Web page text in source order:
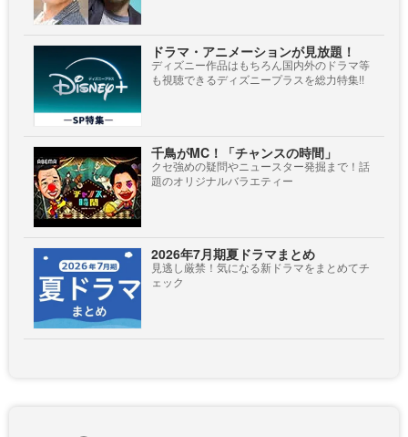
ドラマ・アニメーションが見放題！
ディズニー作品はもちろん国内外のドラマ等
も視聴できるディズニープラスを総力特集!!
千鳥がMC！「チャンスの時間」
クセ強めの疑問やニュースター発掘まで！話
題のオリジナルバラエティー
2026年7月期夏ドラマまとめ
見逃し厳禁！気になる新ドラマをまとめてチ
ェック